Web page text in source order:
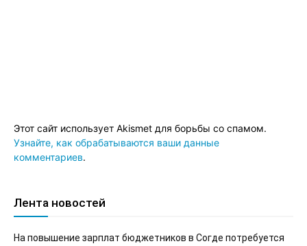
Этот сайт использует Akismet для борьбы со спамом.
Узнайте, как обрабатываются ваши данные
комментариев.
Лента новостей
На повышение зарплат бюджетников в Согде потребуется